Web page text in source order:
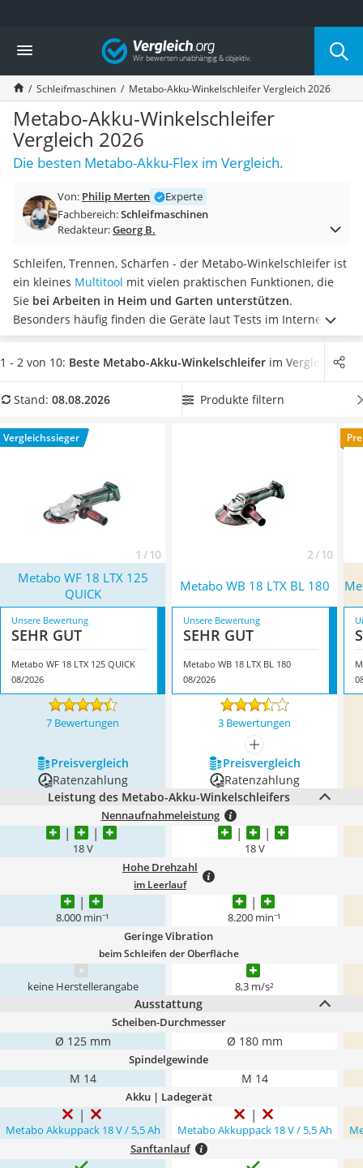
Die beliebtesten Vergleiche nach Kategorie
Baumarkt
Tresor feuerfest
Makita-Akku-Rasenmäher
Kappsäge
Smartes Türschloss
Akku-Rasentrimmer
Feuchtigkeitsmessgerät
Split-Klimaanlage 2 Innengeräte
Pelletofen
Bohrmaschine
Fliesenschneider
Hochdruckreiniger
Doppelschleifer
Überwachungskamera
Benzinrasenmäher mit Elektrostart
Löschdecke
Winterharte Palmen
Gasdurchlauferhitzer
Service
Vergleich
Schleifmaschinen Metabo-Akku-Winkelschleifer Vergleich 2026
Metabo-Akku-Winkelschleifer
Vergleich 2026
Die besten Metabo-Akku-Flex im Vergleich.
Von: Philip Merten
Experte
Fachbereich:Schleifmaschinen
Redakteur:Georg B.
Schleifen, Trennen, Schärfen - der Metabo-Winkelschleifer ist
ein kleines Multitool mit vielen praktischen Funktionen, die
Sie bei Arbeiten in Heim und Garten unterstützen.
Besonders häufig finden die Geräte laut Tests im Internet
ihren Einsatz beim Trennen von Klinkern oder beim
Entfernen von Rost und meistern beides mit Bravour. Wählen
Winkelschleifer mit Zusatzhandgriff, um beim Arbeiten
behalten. Überzeugt hat uns hier im August 2026 besonders
das ModellMetabo WF 18 LTX 125 QUICK
1 - 2 von 10: Beste Metabo-Akku-Winkelschleifer im Vergleich
Stand: 08.08.2026 Produkte filtern
Vergleichssieger
1 / 10 2 / 10
Metabo WF 18 LTX 125
QUICK
Metabo WB 18 LTX BL 180
Unsere Bewertung
SEHR GUT
Metabo WF 18 LTX 125 QUICK
08/2026
Unsere Bewertung
SEHR GUT
Metabo WB 18 LTX BL 180
08/2026
7 Bewertungen 3 Bewertungen
mehr anzeigen
Preis­vergleich
Preis­vergleich
Ratenzahlung
Ratenzahlung
Leistung des Metabo-Akku-Winkelschleifers
Nennaufnahmeleistung
18 V 18 V
Hohe Drehzahl
im Leerlauf
8.000 min⁻¹ 8.200 min⁻¹
Geringe Vibration
beim Schleifen der Oberfläche
keine Herstellerangabe 8,3 m/s²
Ausstattung
Scheiben-Durchmesser
Ø 125 mm Ø 180 mm
Spindelgewinde
M 14 M 14
Akku | Ladegerät
Metabo Akkuppack 18 V / 5,5 Ah Metabo Akkuppack 18 V / 5,5 Ah
Sanftanlauf